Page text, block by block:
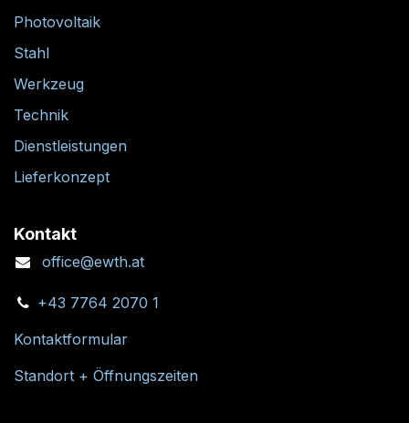
Photovoltaik
Stahl
Werkzeug
Technik
Dienstleistungen
Lieferkonzept
Kontakt
office@ewth.at
+43 7764 2070 1
Kontaktformular
Standort + Öffnungszeiten